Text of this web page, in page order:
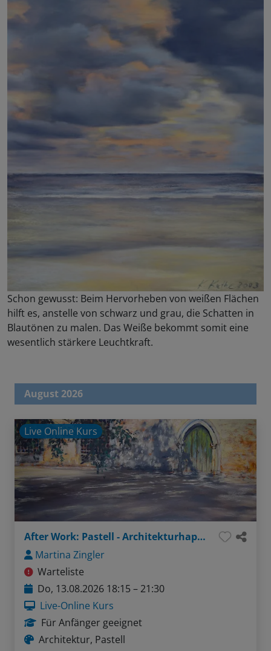
Schon gewusst: Beim Hervorheben von weißen Flächen
hilft es, anstelle von schwarz und grau, die Schatten in
Blautönen zu malen. Das Weiße bekommt somit eine
wesentlich stärkere Leuchtkraft.
August 2026
Live Online Kurs
After Work: Pastell - Architekturhappen: Wände, Türen, Fenster
Martina Zingler
Warteliste
Do, 13.08.2026 18:15 – 21:30
Live-Online Kurs
Für Anfänger geeignet
Architektur, Pastell